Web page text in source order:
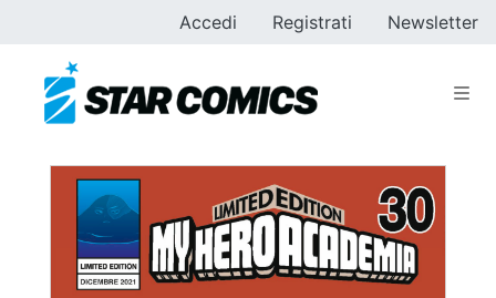
Accedi Registrati Newsletter